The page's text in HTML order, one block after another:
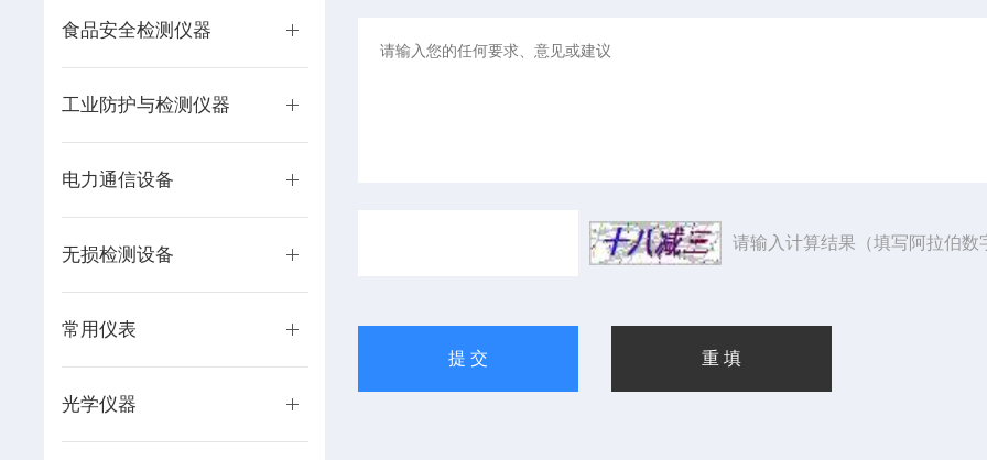
食品安全检测仪器
工业防护与检测仪器
电力通信设备
无损检测设备
常用仪表
光学仪器
请输入计算结果（填写阿拉伯数